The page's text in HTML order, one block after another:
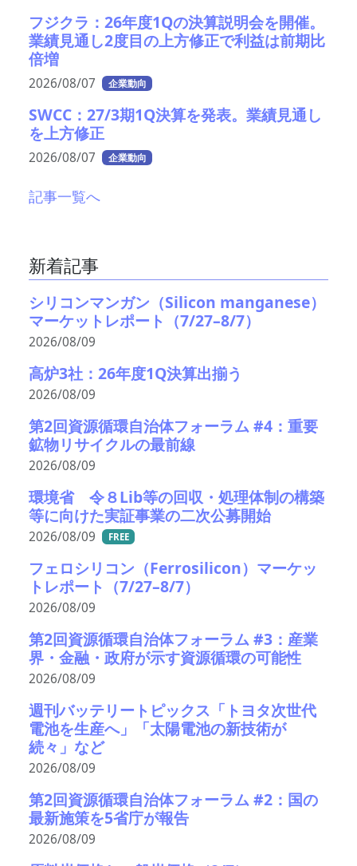
フジクラ：26年度1Qの決算説明会を開催。
業績見通し2度目の上方修正で利益は前期比
倍増
2026/08/07 企業動向
SWCC：27/3期1Q決算を発表。業績見通し
を上方修正
2026/08/07 企業動向
記事一覧へ
新着記事
シリコンマンガン（Silicon manganese）
マーケットレポート（7/27–8/7）
2026/08/09
高炉3社：26年度1Q決算出揃う
2026/08/09
第2回資源循環自治体フォーラム #4：重要
鉱物リサイクルの最前線
2026/08/09
環境省 令８Lib等の回収・処理体制の構築
等に向けた実証事業の二次公募開始
2026/08/09 FREE
フェロシリコン（Ferrosilicon）マーケッ
トレポート（7/27–8/7）
2026/08/09
第2回資源循環自治体フォーラム #3：産業
界・金融・政府が示す資源循環の可能性
2026/08/09
週刊バッテリートピックス「トヨタ次世代
電池を生産へ」「太陽電池の新技術が
続々」など
2026/08/09
第2回資源循環自治体フォーラム #2：国の
最新施策を5省庁が報告
2026/08/09